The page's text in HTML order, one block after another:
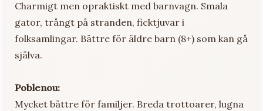
Charmigt men opraktiskt med barnvagn. Smala
gator, trångt på stranden, ficktjuvar i
folksamlingar. Bättre för äldre barn (8+) som kan gå
själva.
Poblenou:
Mycket bättre för familjer. Breda trottoarer, lugna